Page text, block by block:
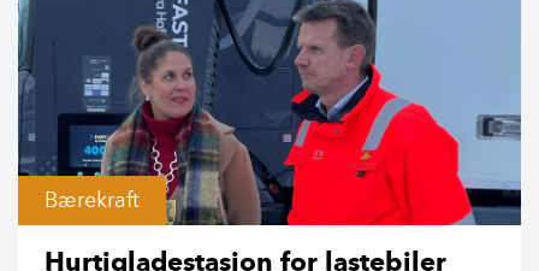
Bærekraft
Hurtigladestasjon for lastebiler